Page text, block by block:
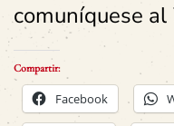
comuníquese
Compartir:
Facebook